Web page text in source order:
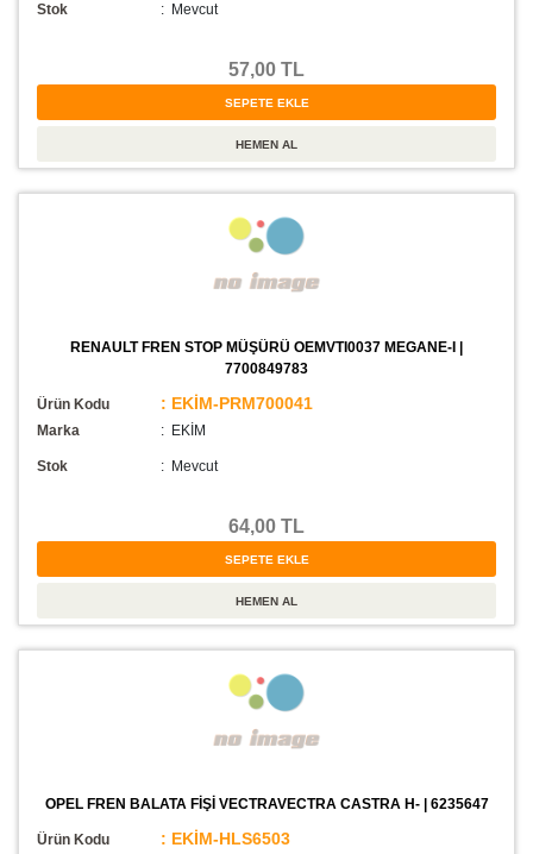
Stok : Mevcut
57,00 TL
RENAULT FREN STOP MÜŞÜRÜ OEMVTI0037 MEGANE-I |
7700849783
Ürün Kodu : EKİM-PRM700041
Marka : EKİM
Stok : Mevcut
64,00 TL
OPEL FREN BALATA FİŞİ VECTRAVECTRA CASTRA H- | 6235647
Ürün Kodu : EKİM-HLS6503